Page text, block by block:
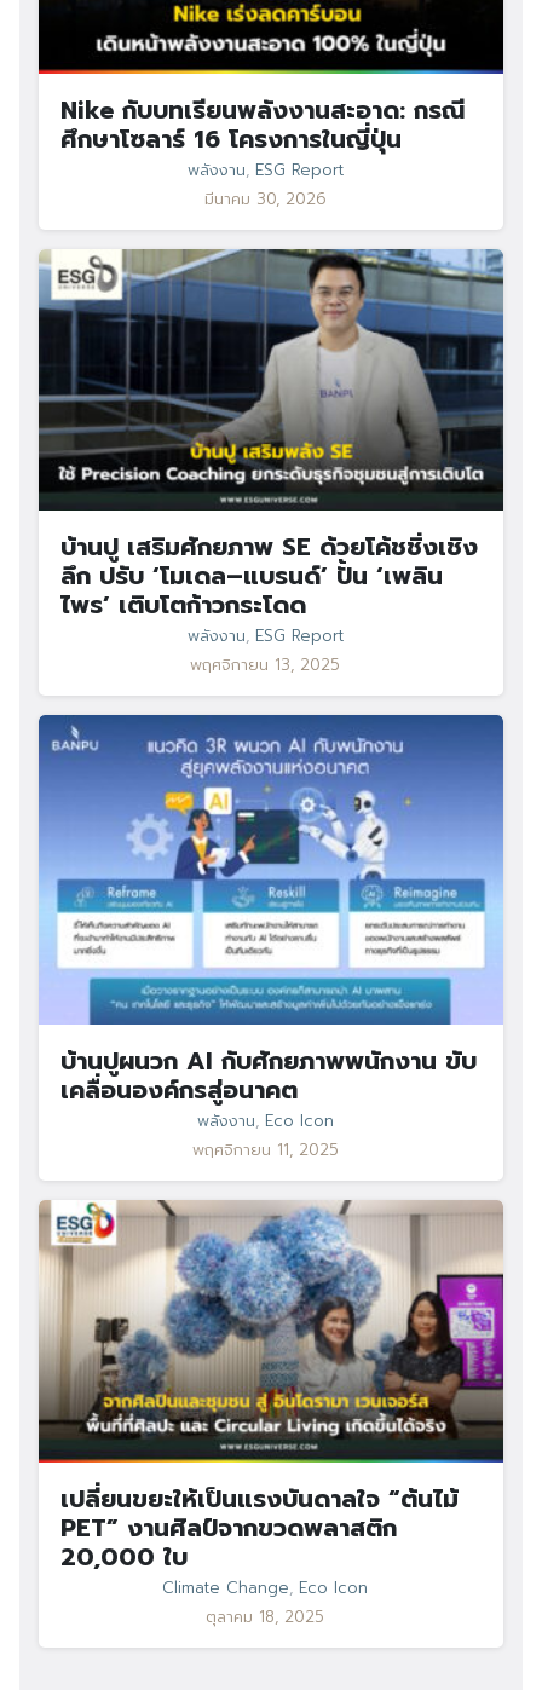
Nike กับบทเรียนพลังงานสะอาด: กรณี
ศึกษาโซลาร์ 16 โครงการในญี่ปุ่น
พลังงาน, ESG Report
มีนาคม 30, 2026
บ้านปู เสริมศักยภาพ SE ด้วยโค้ชชิ่งเชิง
ลึก ปรับ ‘โมเดล–แบรนด์’ ปั้น ‘เพลิน
ไพร’ เติบโตก้าวกระโดด
พลังงาน, ESG Report
พฤศจิกายน 13, 2025
บ้านปูผนวก AI กับศักยภาพพนักงาน ขับ
เคลื่อนองค์กรสู่อนาคต
พลังงาน, Eco Icon
พฤศจิกายน 11, 2025
เปลี่ยนขยะให้เป็นแรงบันดาลใจ “ต้นไม้
PET” งานศิลป์จากขวดพลาสติก
20,000 ใบ
Climate Change, Eco Icon
ตุลาคม 18, 2025